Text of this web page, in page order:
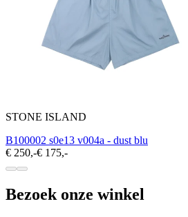
STONE ISLAND
B100002 s0e13 v004a - dust blu
€ 250,-€ 175,-
Bezoek onze winkel